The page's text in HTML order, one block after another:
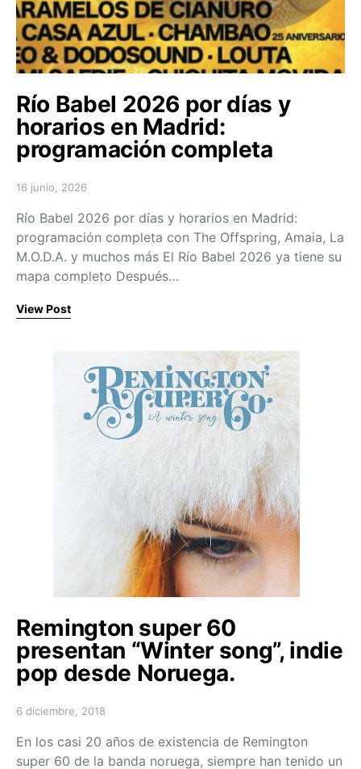
Río Babel 2026 por días y
horarios en Madrid:
programación completa
Posted on
16 junio, 2026
Río Babel 2026 por días y horarios en Madrid:
programación completa con The Offspring, Amaia, La
M.O.D.A. y muchos más El Río Babel 2026 ya tiene su
mapa completo Después…
View Post
Remington super 60
presentan “Winter song”, indie
pop desde Noruega.
Posted on
6 diciembre, 2018
En los casi 20 años de existencia de Remington
super 60 de la banda noruega, siempre han tenido un